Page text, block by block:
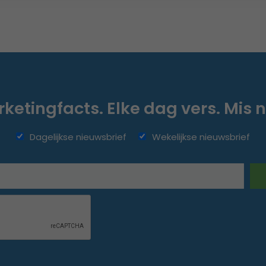
Elke dag vers. Mis
Dagelijkse nieuwsbrief Wekelijkse nieuwsbrief